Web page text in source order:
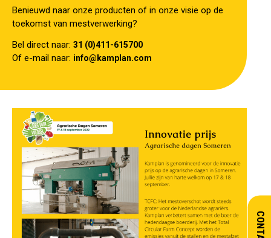
Benieuwd naar onze producten of in onze visie op de
toekomst van mestverwerking?
Bel direct naar: 31 (0)411-615700
Of e-mail naar: info@kamplan.com